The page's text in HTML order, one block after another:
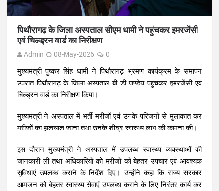
पिथौरागढ़ के जिला अस्पताल सीएम धामी ने पहुंचकर इमरजेंसी
एवं चिल्ड्रन वार्ड का निरीक्षण
Admin 08-May-2026 0
मुख्यमंत्री पुष्कर सिंह धामी ने पिथौरागढ़ भ्रमण कार्यक्रम के समापन
उपरांत पिथौरागढ़ के जिला अस्पताल बी डी पाण्डेय पहुंचकर इमरजेंसी एवं
चिल्ड्रन वार्ड का निरीक्षण किया।
मुख्यमंत्री ने अस्पताल में भर्ती मरीजों एवं उनके परिजनों से मुलाकात कर
मरीजों का हालचाल जाना तथा उनके शीघ्र स्वास्थ्य लाभ की कामना की।
इस दौरान मुख्यमंत्री ने अस्पताल में उपलब्ध स्वास्थ्य व्यवस्थाओं की
जानकारी ली तथा अधिकारियों को मरीजों को बेहतर उपचार एवं आवश्यक
सुविधाएं उपलब्ध कराने के निर्देश दिए। उन्होंने कहा कि राज्य सरकार
आमजन को बेहतर स्वास्थ्य सेवाएं उपलब्ध कराने के लिए निरंतर कार्य कर